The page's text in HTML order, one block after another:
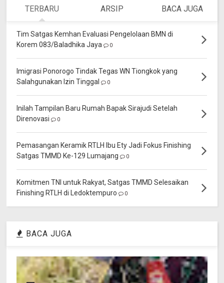
TERBARU ARSIP BACA JUGA
Tim Satgas Kemhan Evaluasi Pengelolaan BMN di
Korem 083/Baladhika Jaya
0
Imigrasi Ponorogo Tindak Tegas WN Tiongkok yang
Salahgunakan Izin Tinggal
0
Inilah Tampilan Baru Rumah Bapak Sirajudi Setelah
Direnovasi
0
Pemasangan Keramik RTLH Ibu Ety Jadi Fokus Finishing
Satgas TMMD Ke-129 Lumajang
0
Komitmen TNI untuk Rakyat, Satgas TMMD Selesaikan
Finishing RTLH di Ledoktempuro
0
BACA JUGA